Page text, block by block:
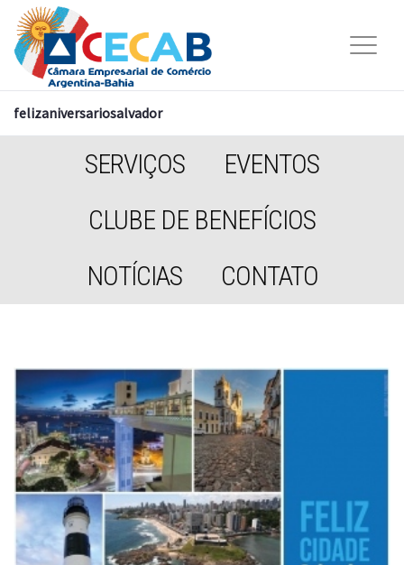
felizaniversariosalvador
SERVIÇOS
EVENTOS
CLUBE DE BENEFÍCIOS
NOTÍCIAS
CONTATO